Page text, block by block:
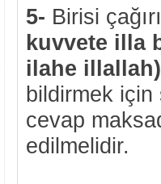
5- Birisi
kuvvete illa
ilahe illallah)
bildirmek
cevap
edilmelidir.